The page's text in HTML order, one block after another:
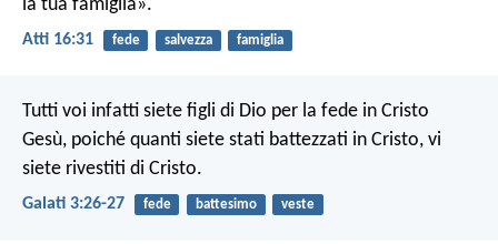
la tua famiglia».
Atti 16:31 fede salvezza famiglia
Tutti voi infatti siete figli di Dio per la fede in Cristo
Gesù, poiché quanti siete stati battezzati in Cristo, vi
siete rivestiti di Cristo.
Galati 3:26-27 fede battesimo veste